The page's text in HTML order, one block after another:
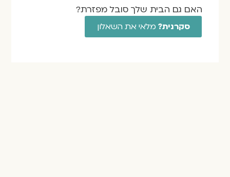
האם גם הבית שלך סובל מפזרת?
סקרנית? מלאי את השאלון